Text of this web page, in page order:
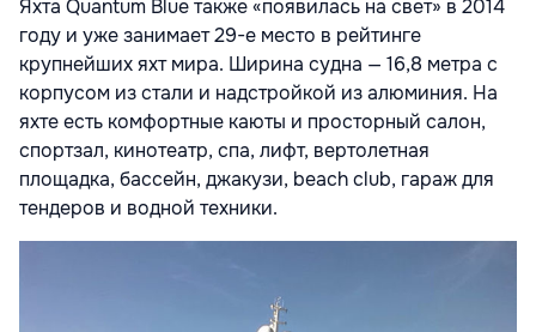
Яхта Quantum Blue также «появилась на свет» в 2014
году и уже занимает 29-е место в рейтинге
крупнейших яхт мира. Ширина судна — 16,8 метра с
корпусом из стали и надстройкой из алюминия. На
яхте есть комфортные каюты и просторный салон,
спортзал, кинотеатр, спа, лифт, вертолетная
площадка, бассейн, джакузи, beach club, гараж для
тендеров и водной техники.